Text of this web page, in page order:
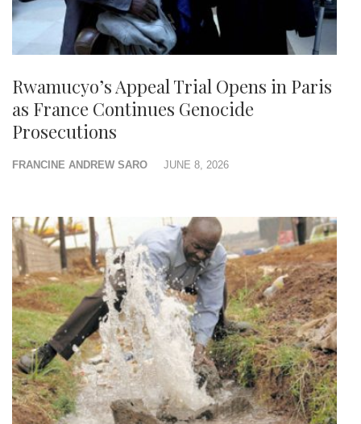
Rwamucyo’s Appeal Trial Opens in Paris
as France Continues Genocide
Prosecutions
FRANCINE ANDREW SARO JUNE 8, 2026